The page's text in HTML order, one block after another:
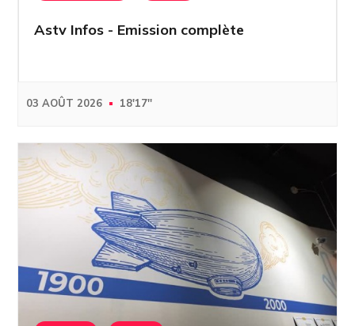
Astv Infos - Emission complète
03 AOÛT 2026 18'17''